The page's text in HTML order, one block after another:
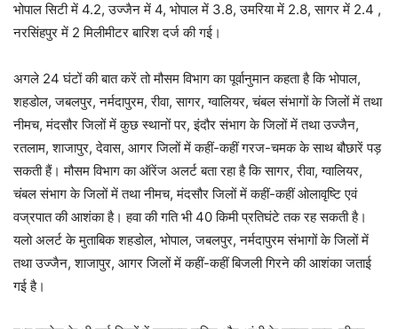
भोपाल सिटी में 4.2, उज्जैन में 4, भोपाल में 3.8, उमरिया में 2.8, सागर में 2.4 ,
नरसिंहपुर में 2 मिलीमीटर बारिश दर्ज की गई।
अगले 24 घंटों की बात करें तो मौसम विभाग का पूर्वानुमान कहता है कि भोपाल,
शहडोल, जबलपुर, नर्मदापुरम, रीवा, सागर, ग्वालियर, चंबल संभागों के जिलों में तथा
नीमच, मंदसौर जिलों में कुछ स्थानों पर, इंदौर संभाग के जिलों में तथा उज्जैन,
रतलाम, शाजापुर, देवास, आगर जिलों में कहीं-कहीं गरज-चमक के साथ बौछारें पड़
सकती हैं। मौसम विभाग का ऑरेंज अलर्ट बता रहा है कि सागर, रीवा, ग्वालियर,
चंबल संभाग के जिलों में तथा नीमच, मंदसौर जिलों में कहीं-कहीं ओलावृष्टि एवं
वज्रपात की आशंका है। हवा की गति भी 40 किमी प्रतिघंटे तक रह सकती है।
यलो अलर्ट के मुताबिक शहडोल, भोपाल, जबलपुर, नर्मदापुरम संभागों के जिलों में
तथा उज्जैन, शाजापुर, आगर जिलों में कहीं-कहीं बिजली गिरने की आशंका जताई
गई है।